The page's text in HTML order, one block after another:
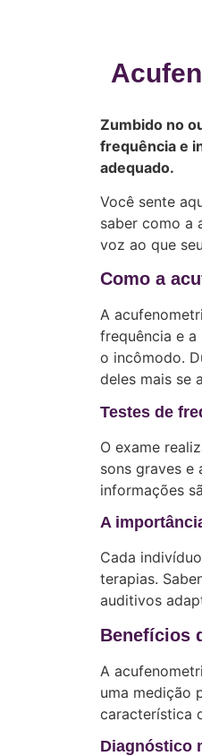
Zumbido no
frequência e
adequado.
Você sente
saber como a
voz ao que
Como a
A
frequência e
o incômodo.
deles mais se
Testes de
O exame
sons graves e
informações
A
Cada
terapias.
auditivos
Benefícios
A
uma medição
característica
Diagnóstico